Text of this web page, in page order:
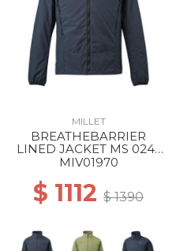
MILLET
BREATHEBARRIER
LINED JACKET MS 0247
BLACK - NOIR NEW
MIV01970
$ 1112 $ 1390